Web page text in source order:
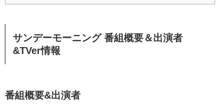
サンデーモーニング番組概要＆出演者
&TVer情報
番組概要&出演者